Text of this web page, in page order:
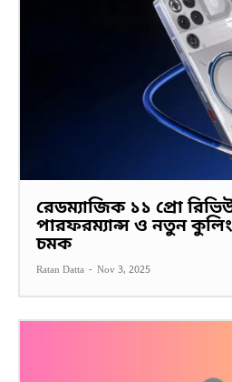
রেডম্যাজিক ১১ প্রো
পারফরম্যান্স ও নতুন
চমক
Ratan Datta - Nov 3, 2025